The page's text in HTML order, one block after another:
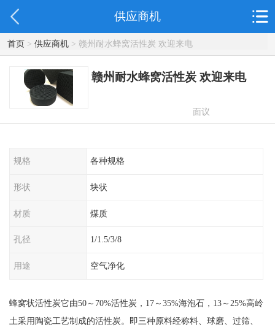
供应商机
首页> 供应商机> 赣州耐水蜂窝活性炭 欢迎来电
赣州耐水蜂窝活性炭 欢迎来电
面议
规格 各种规格
形状 块状
材质 煤质
孔径 1/1.5/3/8
用途 空气净化
蜂窝状活性炭它由50～70%活性炭，17～35%海泡石，13～25%高岭
土采用陶瓷工艺制成的活性炭。即三种原料经称料、球磨、过筛、